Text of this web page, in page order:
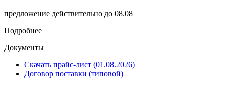
предложение действительно до 08.08
Подробнее
Документы
Скачать прайс-лист (01.08.2026)
Договор поставки (типовой)